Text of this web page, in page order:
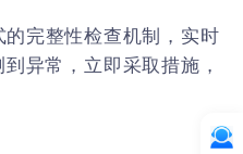
的完整性检查机制，实时
异常，立即采取措施，